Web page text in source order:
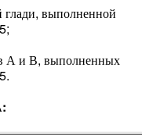
выполненной
А и В, выполненных